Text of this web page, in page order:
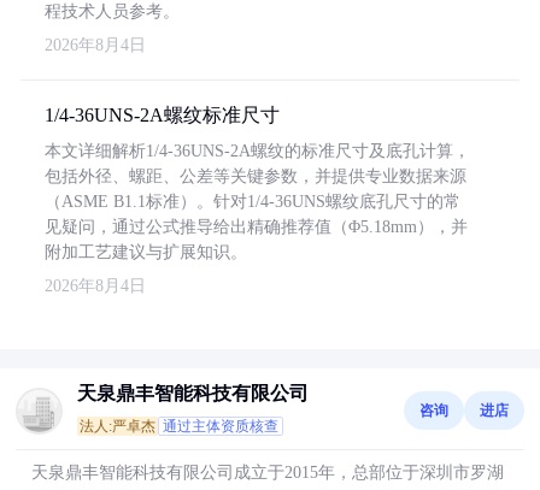
程技术人员参考。
2026年8月4日
1/4-36UNS-2A螺纹标准尺寸
本文详细解析1/4-36UNS-2A螺纹的标准尺寸及底孔计算，
包括外径、螺距、公差等关键参数，并提供专业数据来源
（ASME B1.1标准）。针对1/4-36UNS螺纹底孔尺寸的常
见疑问，通过公式推导给出精确推荐值（Φ5.18mm），并
附加工艺建议与扩展知识。
2026年8月4日
天泉鼎丰智能科技有限公司
法人:严卓杰 通过主体资质核查
咨询 进店
天泉鼎丰智能科技有限公司成立于2015年，总部位于深圳市罗湖